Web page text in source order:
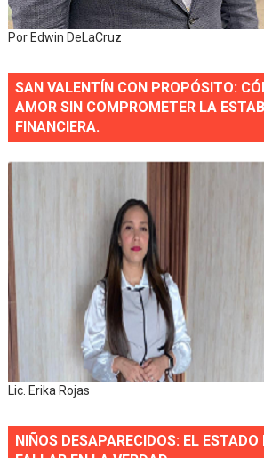
Por Edwin DeLaCruz
SAN VALENTÍN CON PROPÓSITO:
AMOR SIN COMPROMETER LA
FINANCIERA.
Lic. Erika Rojas
NIÑOS DESAPARECIDOS: EL ESTADO